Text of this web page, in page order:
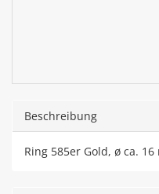
Beschreibung
Ring 585er Gold, ø ca.